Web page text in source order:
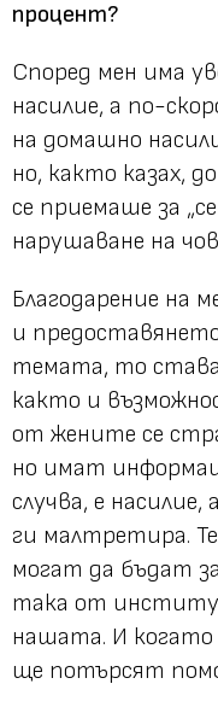
процент?
Според мен има
насилие, а по-
на домашно
но, както казах,
се приемаше за
нарушаване на
Благодарение на
и
темата, то става
както и
от жените се
но имат
случва, е
ги малтретира.
могат да бъдат
така от
нашата. И
ще потърсят